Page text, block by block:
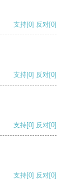
支持[0] 反对[0]
支持[0] 反对[0]
支持[0] 反对[0]
支持[0] 反对[0]